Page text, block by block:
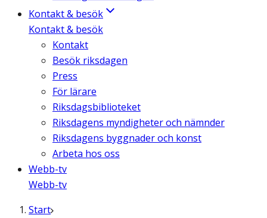
Kontakt & besök
Kontakt & besök
Kontakt
Besök riksdagen
Press
För lärare
Riksdagsbiblioteket
Riksdagens myndigheter och nämnder
Riksdagens byggnader och konst
Arbeta hos oss
Webb-tv
Webb-tv
Start